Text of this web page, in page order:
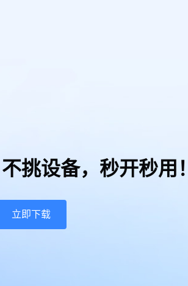
不挑设备，秒开秒用！
立即下载